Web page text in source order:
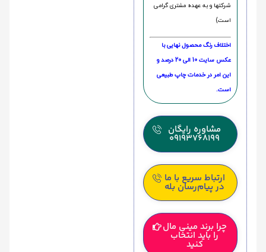
شرکتها و به عهده مشتری گرامی
است)
اختلاف رنگ محصول نهایی با
عکس سایت 10 الی 20 درصد و
این امر در خدمات چاپ طبیعی
است.
مشاوره رایگان
09193768199
ارتباط سریع با ما
در پیام‌رسان بله
چرا برند مینی مال
را باید انتخاب
کنید